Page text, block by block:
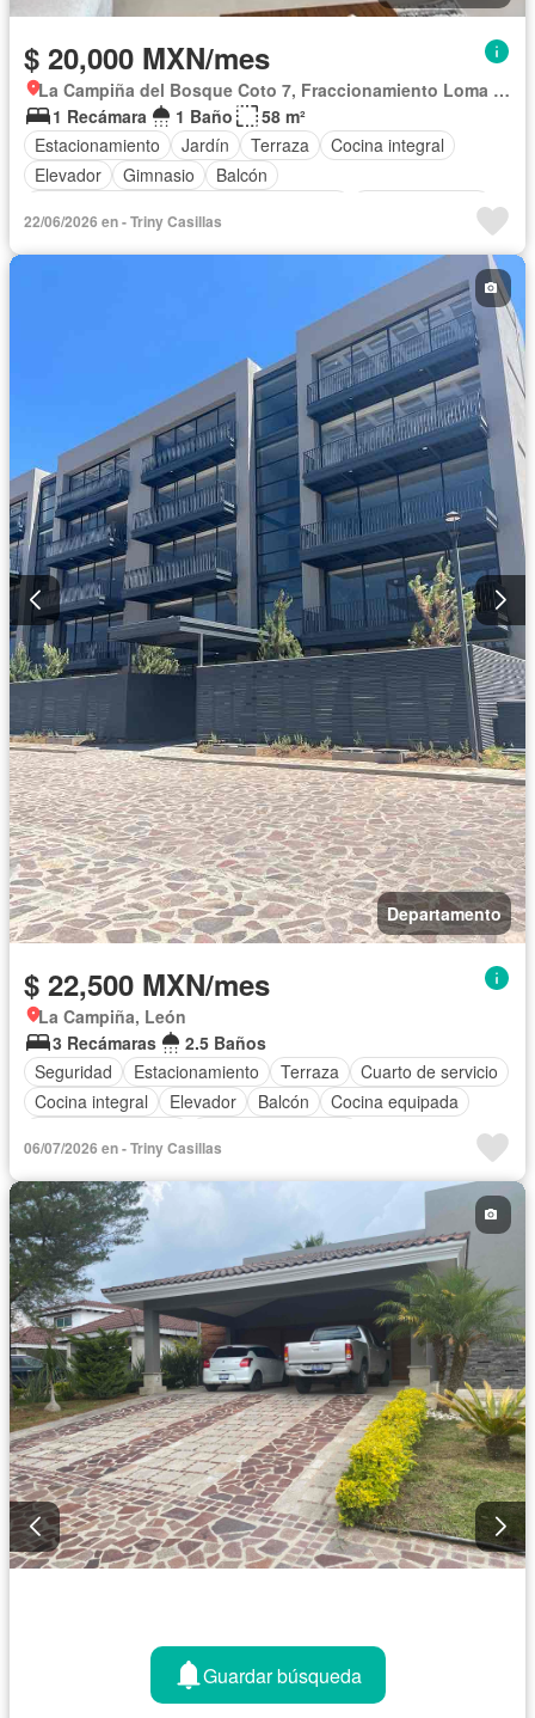
$ 20,000 MXN/mes
La Campiña del Bosque Coto 7, Fraccionamiento Loma Griega
1 Recámara
1 Baño
58 m²
Estacionamiento
Jardín Terraza
Cocina integral
Elevador
Gimnasio
Balcón
Sala polivalente
Recámara con closet
Caseta de vigilancia
Solo familias
22/06/2026 en - Triny Casillas
Departamento
$ 22,500 MXN/mes
La Campiña, León
3 Recámaras
2.5 Baños
Seguridad
Estacionamiento Terraza
Cuarto de servicio
Cocina integral
Elevador Balcón
Cocina equipada
Caseta de vigilancia
Conserje
Permite mascotas
06/07/2026 en - Triny Casillas
Guardar búsqueda